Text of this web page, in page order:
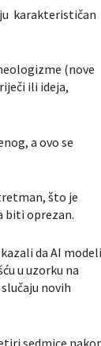
karakterističan
(nove
ili ideja,
a ovo se
što je
biti oprezan.
da AI
u uzorku na
novih
sedmice